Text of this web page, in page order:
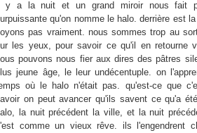
y a la nuit et un grand miroir nous fait
qu'on nomme le halo. derrière est
pas vraiment. nous sommes trop au
les yeux, pour savoir ce qu'il en retourne
pouvons nous fier aux dires des pâtres
jeune âge, le leur undécentuple. on
où le halo n'était pas. qu'est-ce que
on peut avancer qu'ils savent ce qu'a
la nuit précédent la ville, et la nuit
comme un vieux rêve. ils l'engendrent